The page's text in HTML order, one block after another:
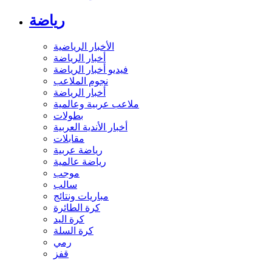
رياضة
الأخبار الرياضية
أخبار الرياضة
فيديو أخبار الرياضة
نجوم الملاعب
أخبار الرياضة
ملاعب عربية وعالمية
بطولات
أخبار الأندية العربية
مقابلات
رياضة عربية
رياضة عالمية
موجب
سالب
مباريات ونتائج
كرة الطائرة
كرة اليد
كرة السلة
رمي
قفز